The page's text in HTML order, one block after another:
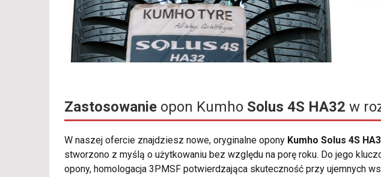
Zastosowanie opon Kumho Solus 4S HA32 w
W naszej ofercie znajdziesz nowe, oryginalne opony Kumho Solus 4S
stworzono z myślą o użytkowaniu bez względu na porę roku. Do jego
opony, homologacja 3PMSF potwierdzająca skuteczność przy ujemnych